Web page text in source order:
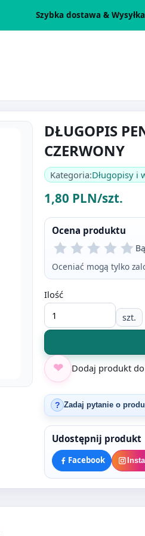
Szybka dostawa &
DŁUGOPIS
CZERWONY
Kategoria:Długopisy i
1,80 PLN/szt.
Ocena produktu
Oceniać mogą tylko
Ilość
szt.
Dodaj produkt
? Zadaj pytanie o
Udostępnij produkt
Facebook